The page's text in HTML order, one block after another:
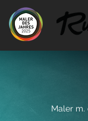
Maler m.